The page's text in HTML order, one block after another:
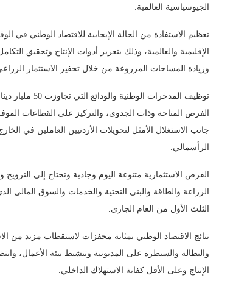
الجيوسياسية العالمية.
تعظيم الاستفادة من الحالة الإيجابية للاقتصاد الوطني في
الإقليمية والعالمية، وذلك بتعزيز أدوات الإنتاج وتحقيق
وزيادة المساحات المزروعة من خلال تحفيز الاستثمار
الفرص المتاحة وذات الجدوى، والتركيز على القطاعات
جانب الاستغلال الأمثل لتحويلات الأردنيين العاملين في
الرأسمالي.
الفرص الاستثمارية متنوعة اليوم وجاذبة وتحتاج إلى
الزراعة والطاقة والبنى التحتية والخدمات والسوق المالي
الثلث الأول من العام الجاري.
نتائج الاقتصاد الوطني بمثابة محفزات لاستقطاب مزيد من
والبطالة والسيطرة على المديونية وتنشيط بيئة الأعمال،
الإنتاج وعلى الأقل كفاية الاستهلاك الداخلي.